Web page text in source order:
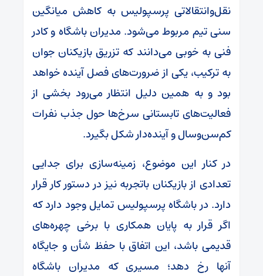
نقل‌وانتقالاتی پرسپولیس به کاهش میانگین
سنی تیم مربوط می‌شود. مدیران باشگاه و کادر
فنی به خوبی می‌دانند که تزریق بازیکنان جوان
به ترکیب، یکی از ضرورت‌های فصل آینده خواهد
بود و به همین دلیل انتظار می‌رود بخشی از
فعالیت‌های تابستانی سرخ‌ها حول جذب نفرات
کم‌سن‌وسال و آینده‌دار شکل بگیرد.
در کنار این موضوع، زمینه‌سازی برای جدایی
تعدادی از بازیکنان باتجربه نیز در دستور کار قرار
دارد. در باشگاه پرسپولیس تمایل وجود دارد که
اگر قرار به پایان همکاری با برخی چهره‌های
قدیمی باشد، این اتفاق با حفظ شأن و جایگاه
آنها رخ دهد؛ مسیری که مدیران باشگاه